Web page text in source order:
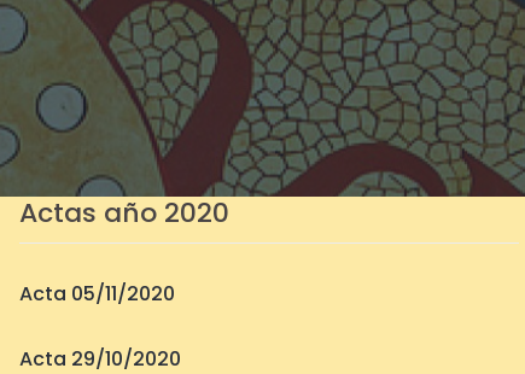
Actas año 2020
Acta 05/11/2020
Acta 29/10/2020